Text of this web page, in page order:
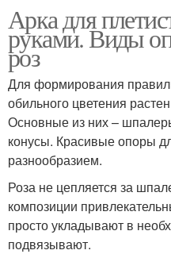
Арка для
руками. Виды
роз
Для формирования
обильного цветения
Основные из них –
конусы. Красивые опоры
разнообразием.
Роза не цепляется за
композиции
просто укладывают в
подвязывают.